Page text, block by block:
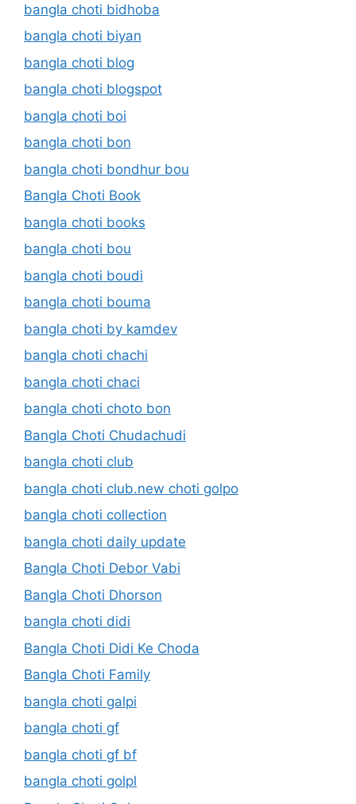
bangla choti bidhoba
bangla choti biyan
bangla choti blog
bangla choti blogspot
bangla choti boi
bangla choti bon
bangla choti bondhur bou
Bangla Choti Book
bangla choti books
bangla choti bou
bangla choti boudi
bangla choti bouma
bangla choti by kamdev
bangla choti chachi
bangla choti chaci
bangla choti choto bon
Bangla Choti Chudachudi
bangla choti club
bangla choti club.new choti golpo
bangla choti collection
bangla choti daily update
Bangla Choti Debor Vabi
Bangla Choti Dhorson
bangla choti didi
Bangla Choti Didi Ke Choda
Bangla Choti Family
bangla choti galpi
bangla choti gf
bangla choti gf bf
bangla choti golpl